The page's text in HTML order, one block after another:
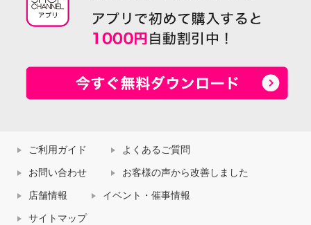
ご利用ガイド よくあるご質問
お問い合わせ お客様の声から改善しました
店舗情報 イベント・催事情報
サイトマップ